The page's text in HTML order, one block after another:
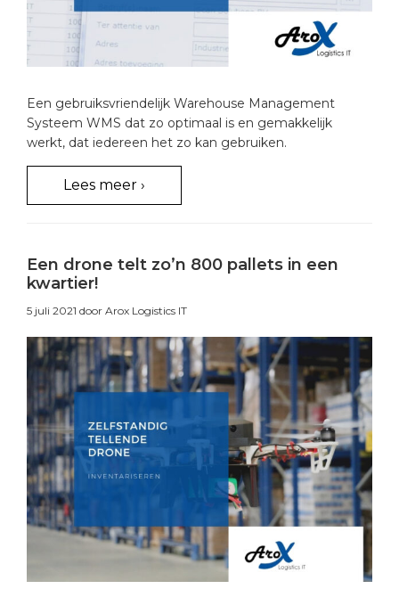
Een gebruiksvriendelijk Warehouse Management
Systeem WMS dat zo optimaal is en gemakkelijk
werkt, dat iedereen het zo kan gebruiken.
Lees meer ›
Een drone telt zo’n 800 pallets in een
kwartier!
5 juli 2021 door Arox Logistics IT